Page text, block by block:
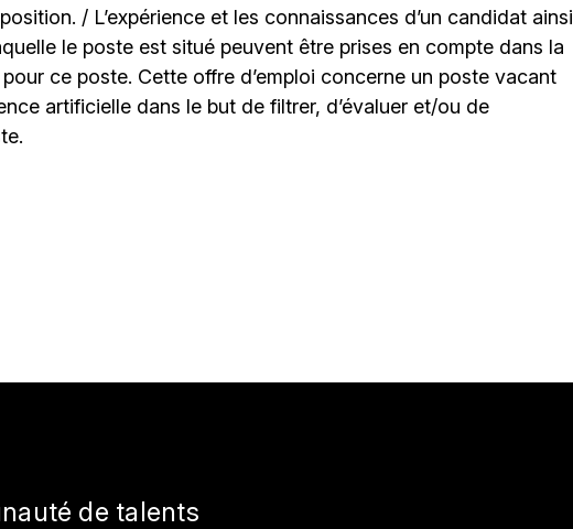
/ L’expérience et les connaissances d’un candidat ainsi
le poste est situé peuvent être prises en compte dans la
ce poste. Cette offre d’emploi concerne un poste vacant
artificielle dans le but de filtrer, d’évaluer et/ou de
de talents